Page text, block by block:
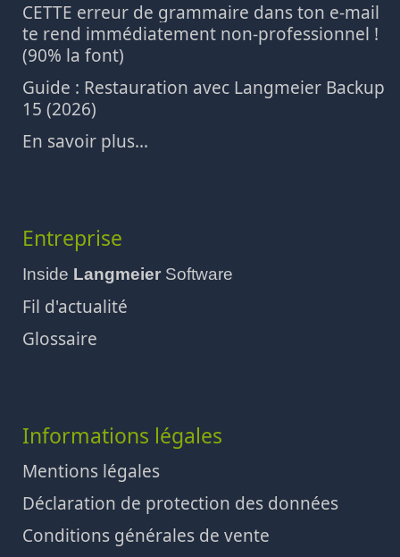
CETTE erreur de grammaire dans ton e-mail
te rend immédiatement non-professionnel !
(90% la font)
Guide : Restauration avec Langmeier Backup
15 (2026)
En savoir plus...
Entreprise
Inside Langmeier Software
Fil d'actualité
Glossaire
Informations légales
Mentions légales
Déclaration de protection des données
Conditions générales de vente